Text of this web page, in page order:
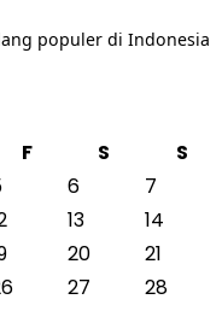
populer di Indonesia
F S
S
6
7
13
14
20
21
27
28